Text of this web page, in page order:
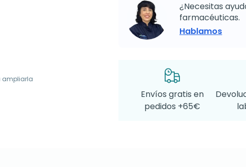
ampliarla
¿Necesitas
farmacéuticas.
Hablamos
Envíos gratis en
pedidos +65€